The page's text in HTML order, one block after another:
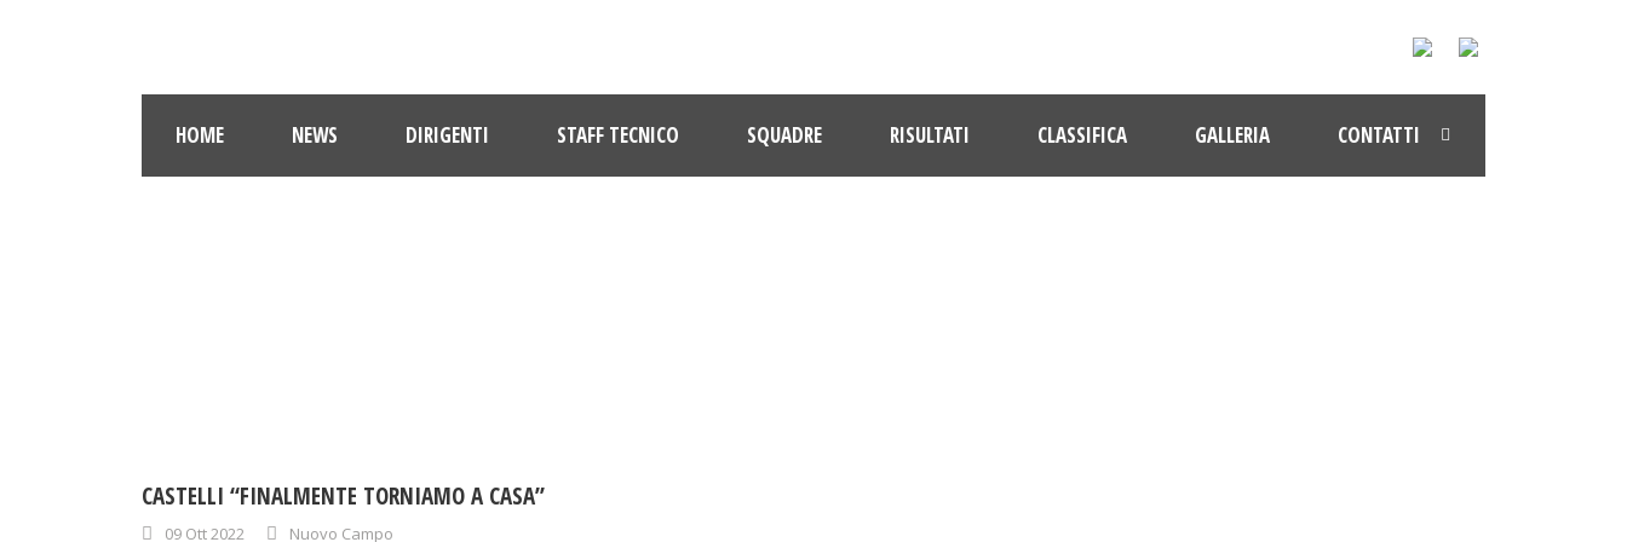
HOME NEWS DIRIGENTI STAFF TECNICO SQUADRE RISULTATI CLASSIFICA GALLERIA CONTATTI
CASTELLI “FINALMENTE TORNIAMO A CASA”
09 Ott 2022
Nuovo Campo